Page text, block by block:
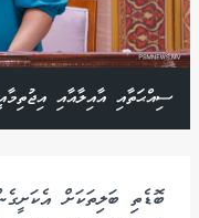
ސިއްޙަތާއި އާއިލާއާއި
ބޮޑެތި ބަލިތަކަށް